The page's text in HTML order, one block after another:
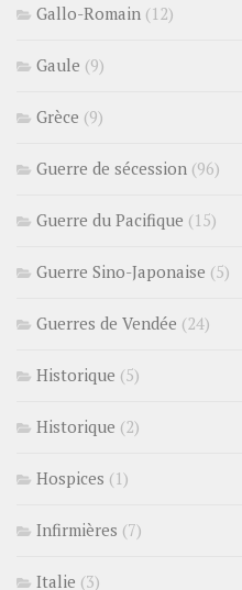
Gallo-Romain (12)
Gaule (9)
Grèce (9)
Guerre de sécession (96)
Guerre du Pacifique (15)
Guerre Sino-Japonaise (5)
Guerres de Vendée (24)
Historique (5)
Historique (2)
Hospices (1)
Infirmières (7)
Italie (3)